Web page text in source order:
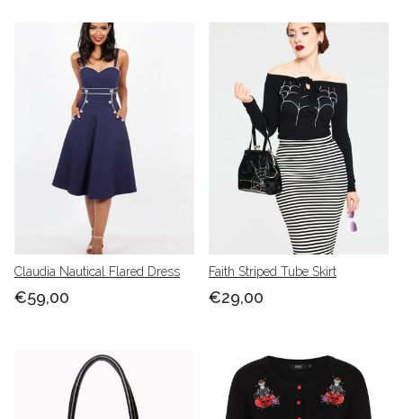
Claudia Nautical Flared Dress
€59,00
Faith Striped Tube Skirt
€29,00